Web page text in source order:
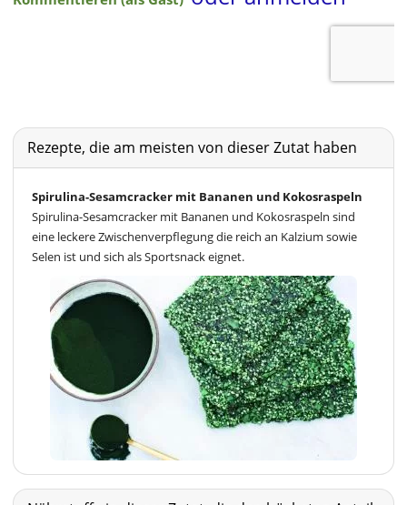
Rezepte, die am meisten von dieser Zutat haben
Spirulina-Sesamcracker mit Bananen und Kokosraspeln
Spirulina-Sesamcracker mit Bananen und Kokosraspeln sind
eine leckere Zwischenverpflegung die reich an Kalzium sowie
Selen ist und sich als Sportsnack eignet.